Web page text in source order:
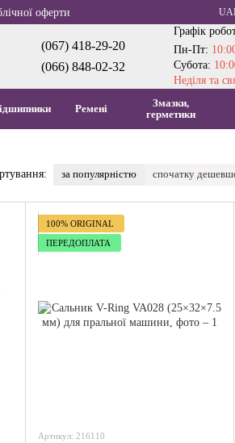
оферти
(067) 418-29-20
(066) 848-02-32
Графік
Пн-Пт:
Субота:
Неділя та
Ремені
Змазки,
герметики
за популярністю спочатку
100% ORIGINAL
ПЕРЕДОПЛАТА
Артикул: 216110